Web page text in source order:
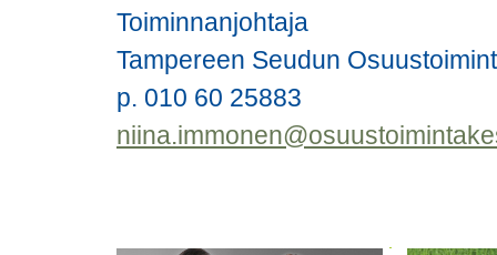
Toiminnanjohtaja
Tampereen Seudun
p. 010 60 25883